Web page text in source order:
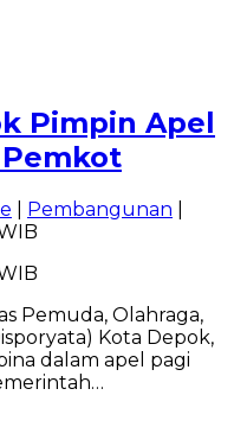
Pimpin Apel
Pemkot
Pembangunan
Pemuda, Olahraga,
Kota Depok,
dalam apel pagi